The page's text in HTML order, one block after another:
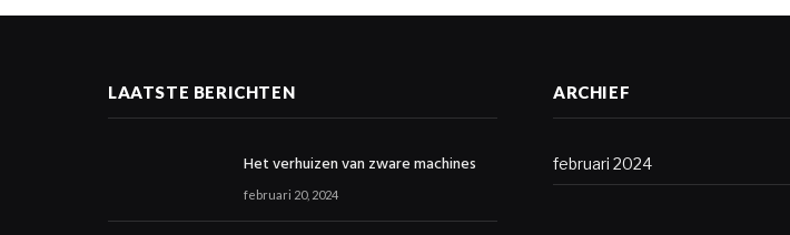
LAATSTE BERICHTEN
Het verhuizen van zware machines
februari 20, 2024
ARCHIEF
februari 2024